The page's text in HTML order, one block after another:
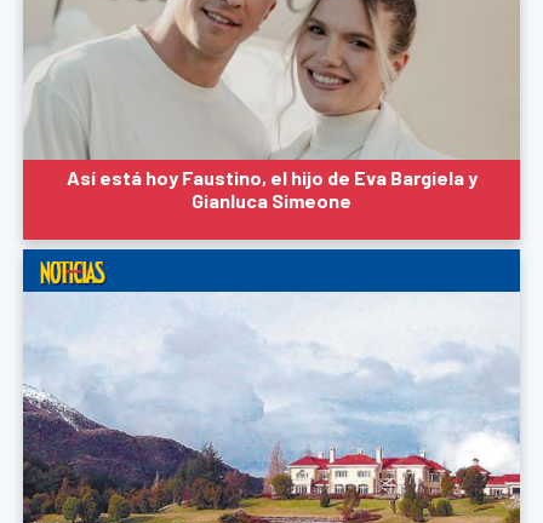
Así está hoy Faustino, el hijo de Eva Bargiela y
Gianluca Simeone